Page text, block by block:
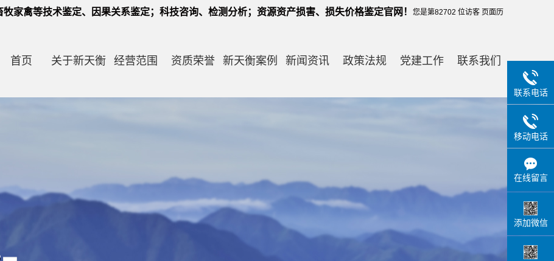
家禽等技术鉴定、因果关系鉴定；科技咨询、检测分析；资源资产损害、损失价格鉴定官网！ 您是第82702 位访客 页面历
网站地图 |RSS| XML| 您暂无新询盘信息！
首页 关于新天衡
党建工作
经营范围
吉林畜牧动禽 宠物 科技鉴定 技术咨询鉴证
吉林经济林 果树 苗木 技术鉴定与价格鉴证
吉林风景园林 圃地花卉核查 技术鉴定 价格
资质荣誉 新天衡案例 新闻资讯 政策法规 党建工作 联系我们
联系电话
移动电话
在线留言
添加微信